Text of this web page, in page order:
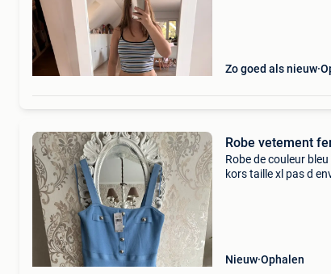
Zo goed als nieuw
Robe vetement
Robe de couleur
kors taille xl pas d
Nieuw Ophalen